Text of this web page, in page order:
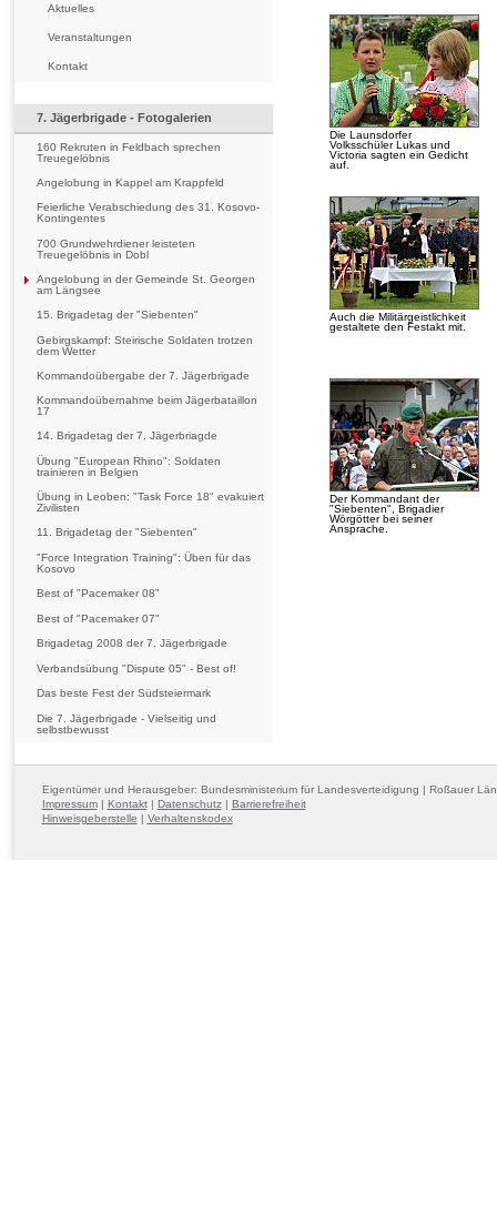
Aktuelles
Veranstaltungen
Kontakt
7. Jägerbrigade - Fotogalerien
160 Rekruten in Feldbach sprechen
Treuegelöbnis
Angelobung in Kappel am Krappfeld
Feierliche Verabschiedung des 31. Kosovo-
Kontingentes
700 Grundwehrdiener leisteten
Treuegelöbnis in Dobl
Angelobung in der Gemeinde St. Georgen
am Längsee
15. Brigadetag der "Siebenten"
Gebirgskampf: Steirische Soldaten trotzen
dem Wetter
Kommandoübergabe der 7. Jägerbrigade
Kommandoübernahme beim Jägerbataillon
17
14. Brigadetag der 7. Jägerbriagde
Übung "European Rhino": Soldaten
trainieren in Belgien
Übung in Leoben: "Task Force 18" evakuiert
Zivilisten
11. Brigadetag der "Siebenten"
"Force Integration Training": Üben für das
Kosovo
Best of "Pacemaker 08"
Best of "Pacemaker 07"
Brigadetag 2008 der 7. Jägerbrigade
Verbandsübung "Dispute 05" - Best of!
Das beste Fest der Südsteiermark
Die 7. Jägerbrigade - Vielseitig und
selbstbewusst
Die Launsdorfer
Volksschüler Lukas und
Victoria sagten ein Gedicht
auf.
Auch die Militärgeistlichkeit
gestaltete den Festakt mit.
Der Kommandant der
"Siebenten", Brigadier
Wörgötter bei seiner
Ansprache.
Eigentümer und Herausgeber: Bundesministerium für Landesverteidigung | Roßauer
Impressum| Kontakt| Datenschutz| Barrierefreiheit
Hinweisgeberstelle | Verhaltenskodex